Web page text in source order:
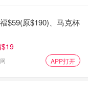
$59(原$190)、马克杯
APP打开